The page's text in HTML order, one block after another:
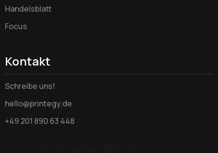
Handelsblatt
Focus
Kontakt
Schreibe uns!
hello@printegy.de
+49 201 890 63 448